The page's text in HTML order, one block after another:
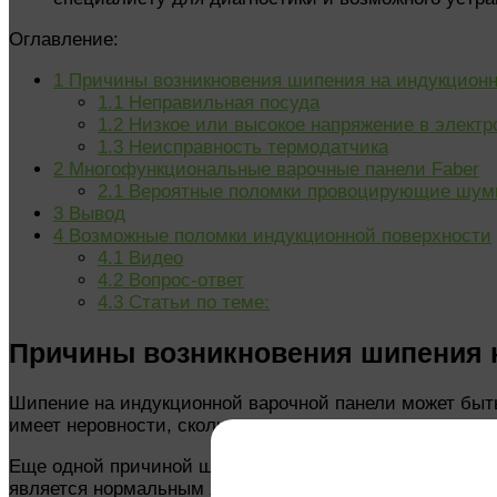
Оглавление:
1 Причины возникновения шипения на
1.1 Неправильная посуда
1.2 Низкое или высокое напряжение в
1.3 Неисправность термодатчика
2 Многофункциональные варочные панели Faber
2.1 Вероятные поломки провоцирующие
3 Вывод
4 Возможные поломки индукционной поверхности
4.1 Видео
4.2 Вопрос-ответ
4.3 Статьи по теме:
Причины возникновения шипения
Шипение на индукционной варочной панели может
имеет неровности, сколы или другие повреждения
Еще одной причиной шипения на индукционной
является нормальным явлением. Однако, если